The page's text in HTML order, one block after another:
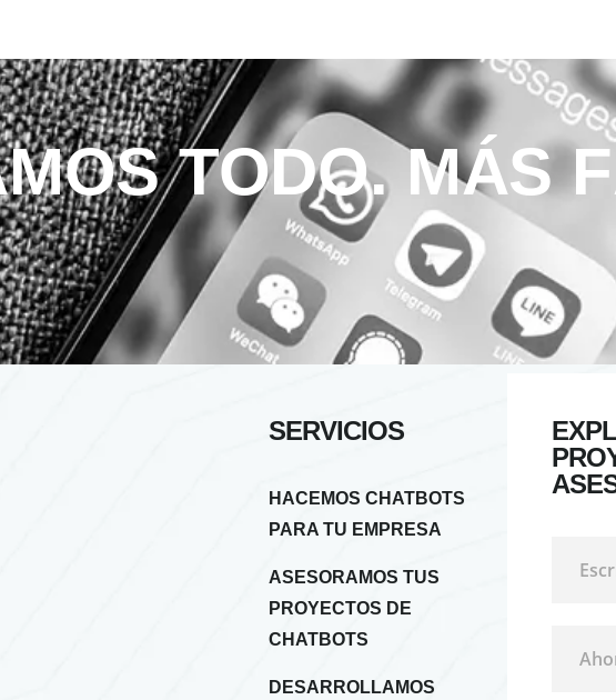
TODO. MÁS
SERVICIOS
HACEMOS CHATBOTS
PARA TU EMPRESA
ASESORAMOS TUS
PROYECTOS DE
CHATBOTS
DESARROLLAMOS